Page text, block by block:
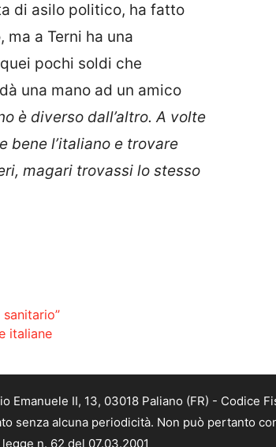
di asilo politico, ha fatto
ma a Terni ha una
pochi soldi che
una mano ad un amico
è diverso dall’altro. A volte
bene l’italiano e trovare
magari trovassi lo stesso
italiane
Emanuele II, 13, 03018 Paliano (FR) - Codice
senza alcuna periodicità. Non può pertanto
n. 62 del 07.03.2001